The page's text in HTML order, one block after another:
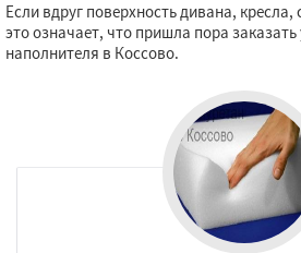
Если вдруг поверхность дивана, кресла,
это означает, что пришла пора заказать
наполнителя в Коссово.